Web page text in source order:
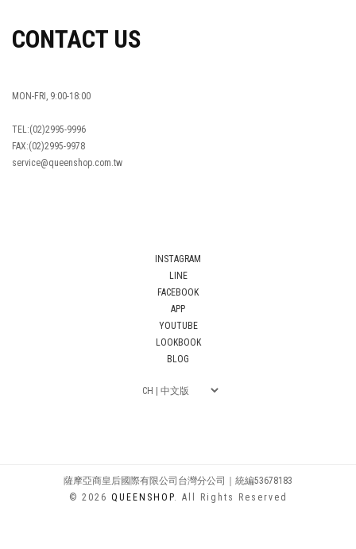
CONTACT US
MON-FRI, 9:00-18:00
TEL:(02)2995-9996
FAX:(02)2995-9978
service@queenshop.com.tw
INSTAGRAM
LINE
FACEBOOK
APP
YOUTUBE
LOOKBOOK
BLOG
薩摩亞商皇后國際有限公司台灣分公司｜統編53678183
© 2026 QUEENSHOP. All Rights Reserved